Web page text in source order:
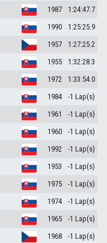
1987
1:24:47.7
1990
1:25:25.9
1957
1:27:25.2
1955
1:32:28.3
1972
1:33:54.0
1984
-1 Lap(s)
1961
-1 Lap(s)
1960
-1 Lap(s)
1992
-1 Lap(s)
1953
-1 Lap(s)
1975
-1 Lap(s)
1974
-1 Lap(s)
1965
-1 Lap(s)
1968
-1 Lap(s)